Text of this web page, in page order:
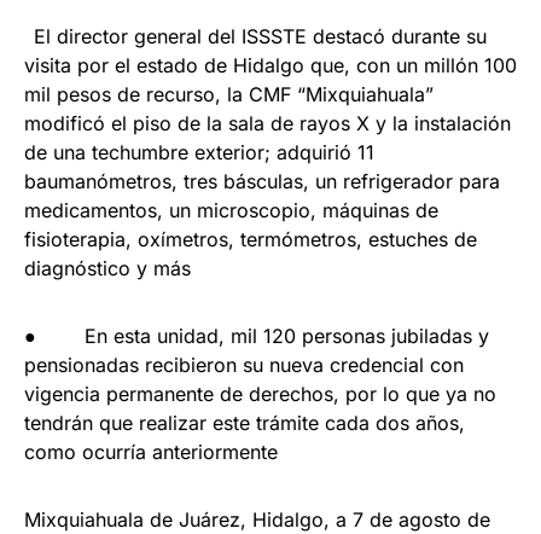
El director general del ISSSTE destacó durante su
visita por el estado de Hidalgo que, con un millón 100
mil pesos de recurso, la CMF “Mixquiahuala”
modificó el piso de la sala de rayos X y la instalación
de una techumbre exterior; adquirió 11
baumanómetros, tres básculas, un refrigerador para
medicamentos, un microscopio, máquinas de
fisioterapia, oxímetros, termómetros, estuches de
diagnóstico y más
● En esta unidad, mil 120 personas jubiladas y
pensionadas recibieron su nueva credencial con
vigencia permanente de derechos, por lo que ya no
tendrán que realizar este trámite cada dos años,
como ocurría anteriormente
Mixquiahuala de Juárez, Hidalgo, a 7 de agosto de